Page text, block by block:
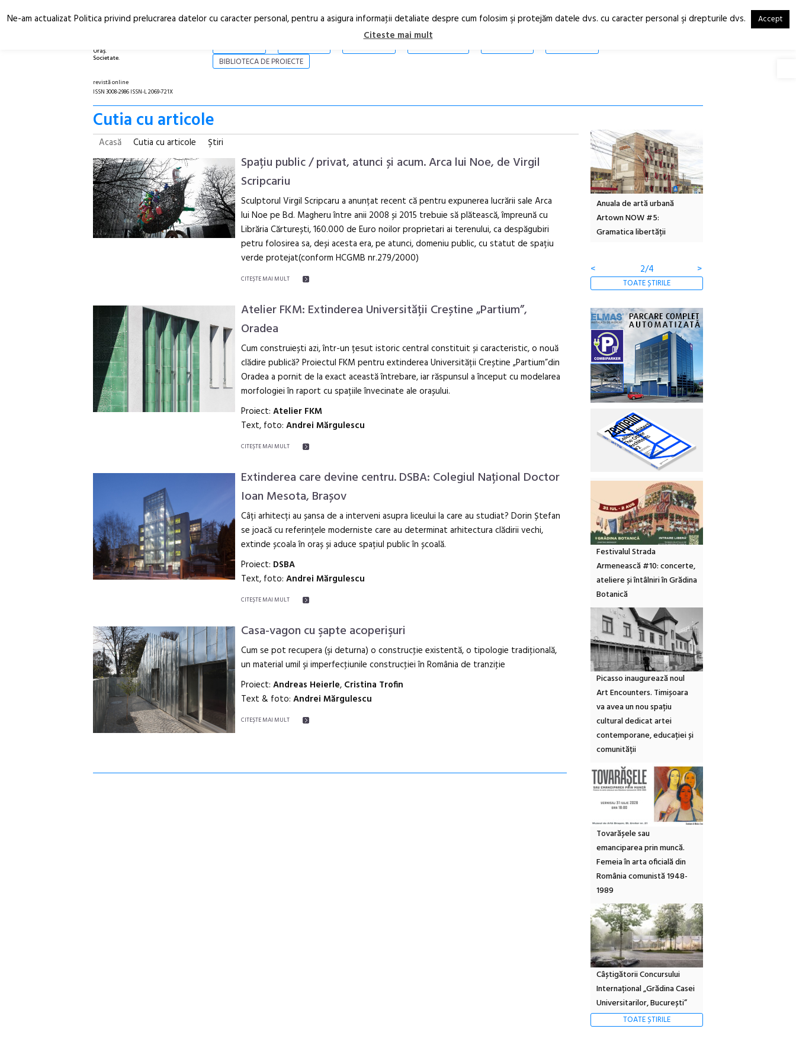
Oraș.
Societate.
RO
EN
BIBLIOTECA DE PROIECTE
revistă online
ISSN 3008-2986 ISSN-L 2069-721X
Cutia cu articole
Acasă Cutia cu articole Ştiri
Spațiu public / privat, atunci și acum. Arca lui Noe, de Virgil
Scripcariu
Sculptorul Virgil Scripcaru a anunțat recent că pentru expunerea lucrării sale Arca
lui Noe pe Bd. Magheru între anii 2008 și 2015 trebuie să plătească, împreună cu
Librăria Cărturești, 160.000 de Euro noilor proprietari ai terenului, ca despăgubiri
petru folosirea sa, deși acesta era, pe atunci, domeniu public, cu statut de spațiu
verde protejat(conform HCGMB nr.279/2000)
CITEŞTE MAI MULT
Atelier FKM: Extinderea Universității Creștine „Partium”,
Oradea
Cum construiești azi, într-un țesut istoric central constituit și caracteristic, o nouă
clădire publică? Proiectul FKM pentru extinderea Universității Creștine „Partium”din
Oradea a pornit de la exact această întrebare, iar răspunsul a început cu modelarea
morfologiei în raport cu spațiile învecinate ale orașului.
Proiect: Atelier FKM
Text, foto: Andrei Mărgulescu
CITEŞTE MAI MULT
Extinderea care devine centru. DSBA: Colegiul Național Doctor
Ioan Mesota, Brașov
Câți arhitecți au șansa de a interveni asupra liceului la care au studiat? Dorin Ștefan
se joacă cu referințele moderniste care au determinat arhitectura clădirii vechi,
extinde școala în oraș și aduce spațiul public în școală.
Proiect: DSBA
Text, foto: Andrei Mărgulescu
CITEŞTE MAI MULT
Casa-vagon cu şapte acoperişuri
Cum se pot recupera (şi deturna) o construcţie existentă, o tipologie tradiţională,
un material umil şi imperfecţiunile construcţiei în România de tranziţie
Proiect: Andreas Heierle, Cristina Trofin
Text & foto: Andrei Mărgulescu
CITEŞTE MAI MULT
Open Call – Local Design
Awards 2026
Anuala de artă urbană
Artown NOW #5:
Gramatica libertății
< 2/4 >
TOATE ȘTIRILE
Festivalul Strada
Armenească #10: concerte,
ateliere și întâlniri în Grădina
Botanică
Picasso inaugurează noul
Art Encounters. Timișoara
va avea un nou spațiu
cultural dedicat artei
contemporane, educației și
comunității
Tovarășele sau
emanciparea prin muncă.
Femeia în arta oficială din
România comunistă 1948-
1989
Câștigătorii Concursului
Internațional „Grădina Casei
Universitarilor, București”
TOATE ȘTIRILE
Ne-am actualizat Politica privind prelucrarea datelor cu caracter personal, pentru a asigura informaţii detaliate despre cum folosim şi protejăm datele dvs. cu caracter personal şi drepturile dvs. Accept
Citeste mai mult